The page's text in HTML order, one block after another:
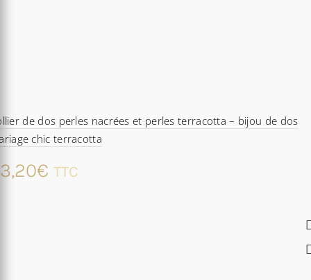
de dos perles nacrées et perles terracotta – bijou de dos
chic terracotta
€ TTC